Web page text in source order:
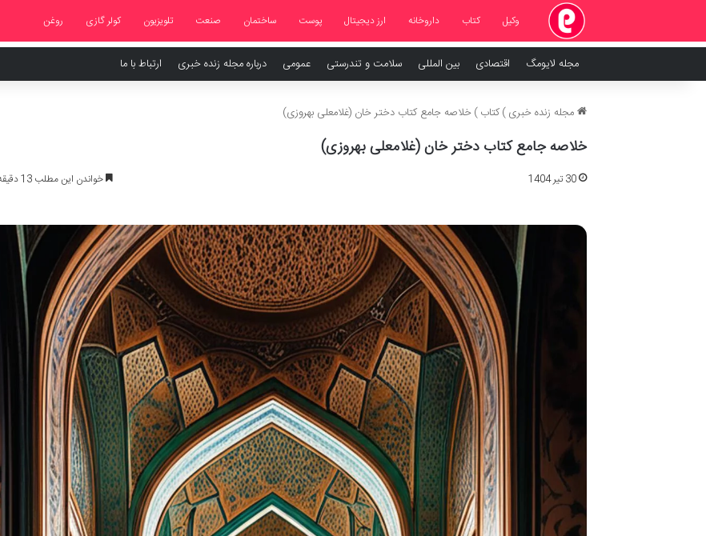
وکیل کتاب داروخانه ارز دیجیتال پوست ساختمان صنعت تلویزیون کولر گازی روغن
مجله لایومگ اقتصادی بین المللی سلامت و تندرستی عمومی درباره مجله زنده خبری ارتباط با ما
مجله زنده خبری ) کتاب ) خلاصه جامع کتاب دختر خان (غلامعلی بهروزی)
خلاصه جامع کتاب دختر خان (غلامعلی بهروزی)
30 تیر 1404 خواندن این مطلب 13 دقیقه زمان میبرد